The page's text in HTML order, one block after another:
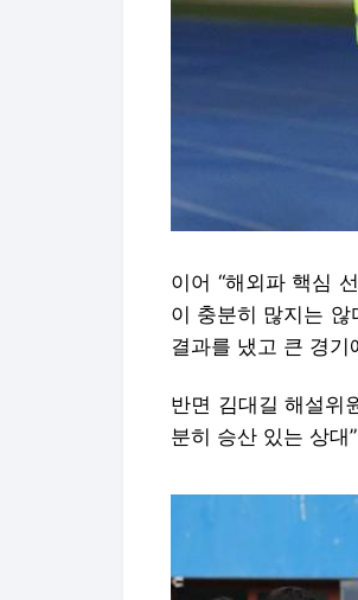
이어 “해외파 핵심
이 충분히 많지는 않
결과를 냈고 큰 경
반면 김대길 해설위
분히 승산 있는 상대